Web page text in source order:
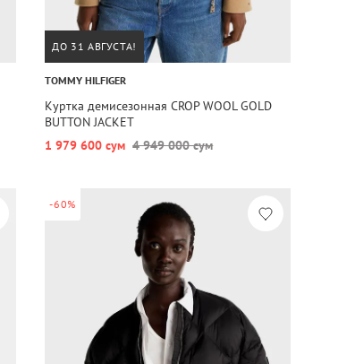
ДО 31 АВГУСТА!
TOMMY HILFIGER
Куртка демисезонная CROP WOOL GOLD
BUTTON JACKET
1 979 600 сум 4 949 000 сум
-60%